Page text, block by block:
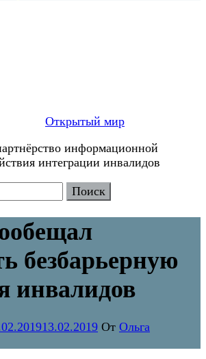
Открытый мир
информационной
интеграции инвалидов
безбарьерную
инвалидов
13.02.2019 От Ольга